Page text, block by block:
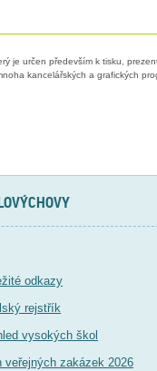
je určen především k tisku,
kancelářských a grafických
odkazy
rejstřík
vysokých škol
veřejných zakázek 2026